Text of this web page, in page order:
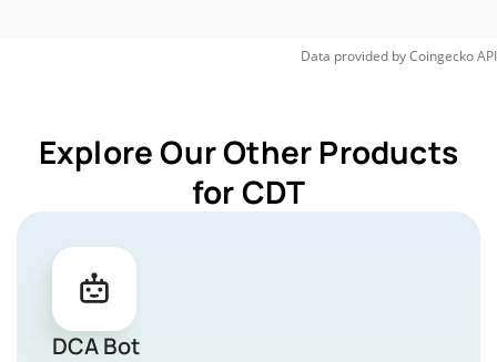
Data provided byCoingeckoAPI
Explore Our Other Products
for CDT
DCA Bot